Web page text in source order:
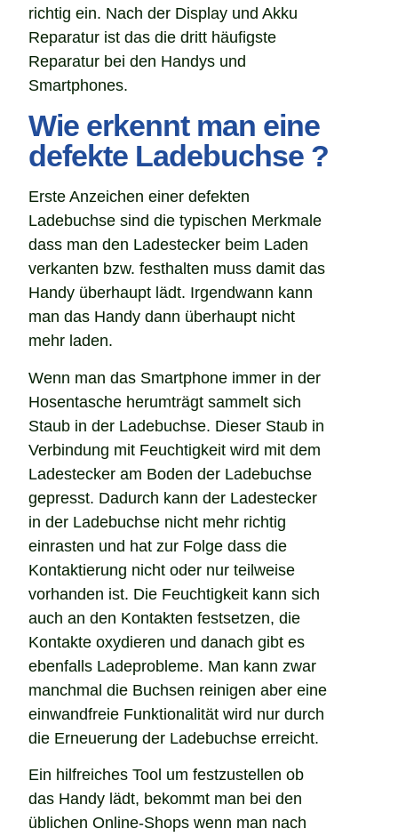
richtig ein. Nach der Display und Akku
Reparatur ist das die dritt häufigste
Reparatur bei den Handys und
Smartphones.
Wie erkennt man eine
defekte Ladebuchse ?
Erste Anzeichen einer defekten
Ladebuchse sind die typischen Merkmale
dass man den Ladestecker beim Laden
verkanten bzw. festhalten muss damit das
Handy überhaupt lädt. Irgendwann kann
man das Handy dann überhaupt nicht
mehr laden.
Wenn man das Smartphone immer in der
Hosentasche herumträgt sammelt sich
Staub in der Ladebuchse. Dieser Staub in
Verbindung mit Feuchtigkeit wird mit dem
Ladestecker am Boden der Ladebuchse
gepresst. Dadurch kann der Ladestecker
in der Ladebuchse nicht mehr richtig
einrasten und hat zur Folge dass die
Kontaktierung nicht oder nur teilweise
vorhanden ist. Die Feuchtigkeit kann sich
auch an den Kontakten festsetzen, die
Kontakte oxydieren und danach gibt es
ebenfalls Ladeprobleme. Man kann zwar
manchmal die Buchsen reinigen aber eine
einwandfreie Funktionalität wird nur durch
die Erneuerung der Ladebuchse erreicht.
Ein hilfreiches Tool um festzustellen ob
das Handy lädt, bekommt man bei den
üblichen Online-Shops wenn man nach